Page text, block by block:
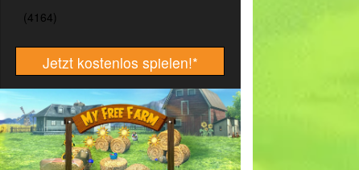
Jetzt kostenlos spielen!*